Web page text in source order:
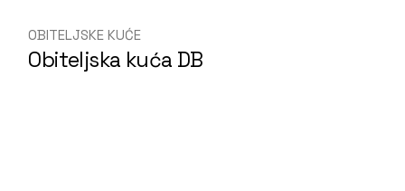
OBITELJSKE KUĆE
Obiteljska kuća DB